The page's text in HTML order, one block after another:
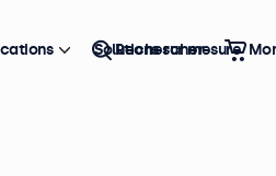
Top vente
Solutions sur mesure
Rechercher